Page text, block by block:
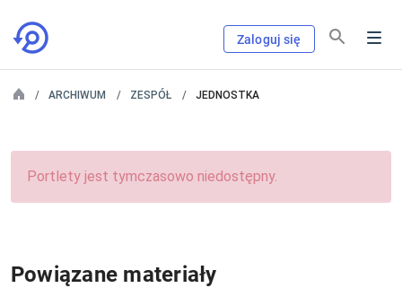
Zaloguj się
ARCHIWUM ZESPÓŁ JEDNOSTKA
Portlety jest tymczasowo niedostępny.
Powiązane materiały